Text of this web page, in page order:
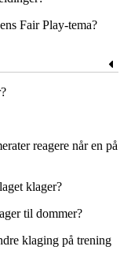
Fair Play-tema?
reagere når en på
klager?
til dommer?
klaging på trening